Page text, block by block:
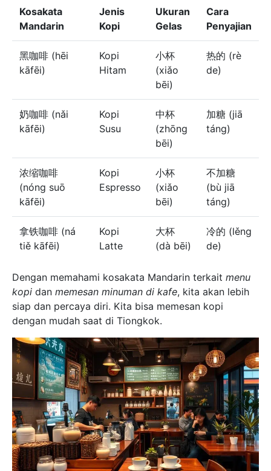
Kosakata
Mandarin
Jenis
Kopi
Ukuran
Gelas
Cara
Penyajian
黑咖啡 (hēi
kāfēi)
Kopi
Hitam
小杯
(xiǎo
bēi)
热的 (rè
de)
奶咖啡 (nǎi
kāfēi)
Kopi
Susu
中杯
(zhōng
bēi)
加糖 (jiā
táng)
浓缩咖啡
(nóng suō
kāfēi)
Kopi
Espresso
小杯
(xiǎo
bēi)
不加糖
(bù jiā
táng)
拿铁咖啡 (ná
tiě kāfēi)
Kopi
Latte
大杯
(dà bēi)
冷的 (lěng
de)
Dengan memahami kosakata Mandarin terkait menu
kopi dan memesan minuman di kafe, kita akan lebih
siap dan percaya diri. Kita bisa memesan kopi
dengan mudah saat di Tiongkok.